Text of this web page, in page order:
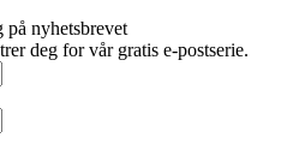
på nyhetsbrevet
deg for vår gratis e-postserie.